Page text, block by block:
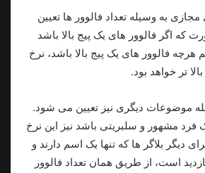
به وسیله تعداد فالوور ها تعیین
که اگر فالوور های یک پیج بالا باشد
هرچه فالوور های یک پیج بالا باشد، نرخ
تر خواهد بود.
موضوعات دیگری نیز تعیین می شود.
فرد مشهور و سلبریتی باشد نیز این نرخ
دیگر بلاگر ها که تنها یک اسم دارند و
است، از طریق همان تعداد فالوور